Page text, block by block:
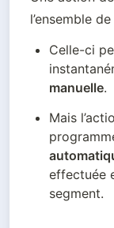
l’ensemble
Celle-ci
manuelle.
Mais
effectuée
segment.